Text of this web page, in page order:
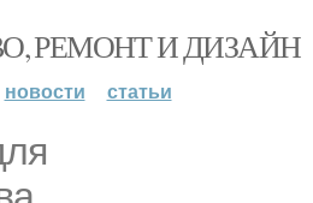
РЕМОНТ И ДИЗАЙН
новости статьи